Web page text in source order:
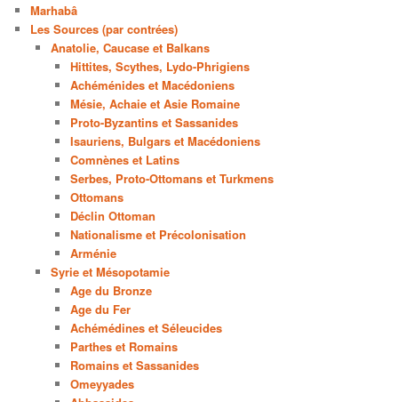
Marhabâ
Les Sources (par contrées)
Anatolie, Caucase et Balkans
Hittites, Scythes, Lydo-Phrigiens
Achéménides et Macédoniens
Mésie, Achaie et Asie Romaine
Proto-Byzantins et Sassanides
Isauriens, Bulgars et Macédoniens
Comnènes et Latins
Serbes, Proto-Ottomans et Turkmens
Ottomans
Déclin Ottoman
Nationalisme et Précolonisation
Arménie
Syrie et Mésopotamie
Age du Bronze
Age du Fer
Achémédines et Séleucides
Parthes et Romains
Romains et Sassanides
Omeyyades